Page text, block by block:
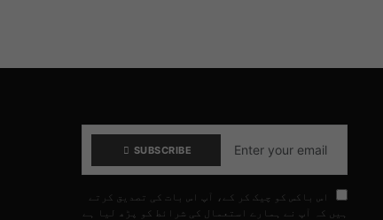
SUBSCRIBE
اس باکس کو چیک کر کے، آپ اس بات کی تصدیق کرتے
ہیں کہ آپ نے ہمارے استعمال کی شرائط کو پڑھ لیا ہے